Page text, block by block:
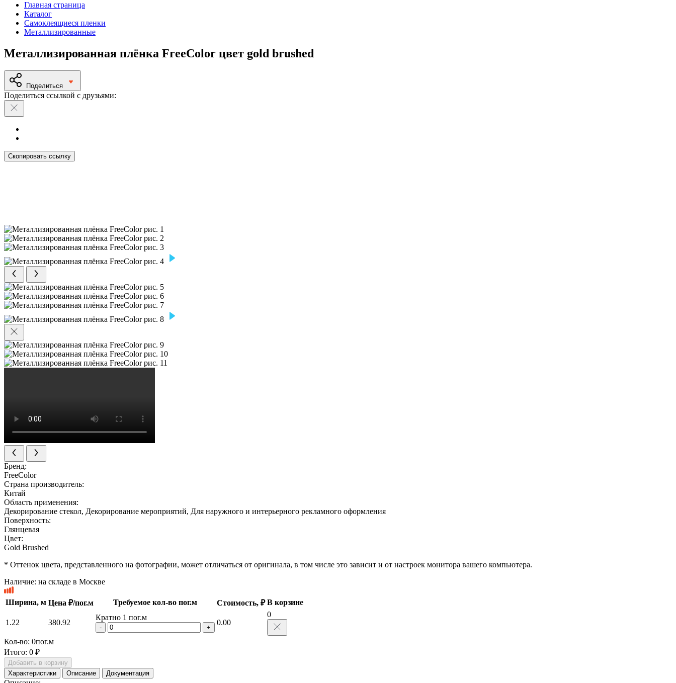
Главная страница
Каталог
Самоклеящиеся пленки
Металлизированные
Металлизированная плёнка FreeColor цвет gold brushed
Поделиться
Поделиться ссылкой с друзьями:
Скопировать ссылку
Бренд:
FreeColor
Страна производитель:
Китай
Область применения:
Декорирование стекол, Декорирование мероприятий, Для наружного и интерьерного рекламного оформления
Поверхность:
Глянцевая
Цвет:
Gold Brushed
* Оттенок цвета, представленного на фотографии, может отличаться от оригинала, в том числе это зависит и от настроек монитора вашего компьютера.
Наличие: на складе в Москве
Ширина, м Цена ₽/пог.м Требуемое кол-во пог.м Стоимость, ₽ В корзине
1.22 380.92
Кратно 1 пог.м
- +
0.00
0
Кол-во: 0пог.м
Итого: 0 ₽
Добавить в корзину
Характеристики
Описание Документация